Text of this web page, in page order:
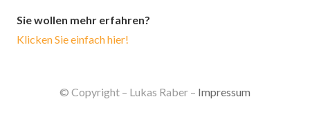
Sie wollen mehr erfahren?
Klicken Sie einfach hier!
© Copyright – Lukas Raber – Impressum